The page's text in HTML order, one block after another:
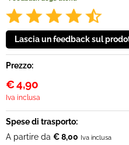
Prezzo:
€4,90
Iva inclusa
Spese di trasporto:
A partire da € 8,00 Iva inclusa